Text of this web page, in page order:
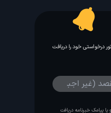
درخواستی خود را دریافت
یا پیامک خبرنامه دریافت